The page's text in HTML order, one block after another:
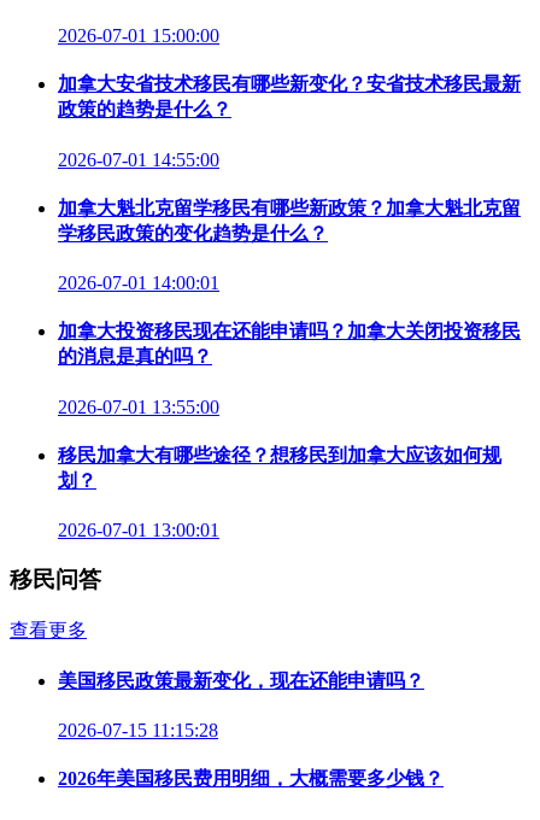
2026-07-01 15:00:00
加拿大安省技术移民有哪些新变化？安省技术移民最新
政策的趋势是什么？
2026-07-01 14:55:00
加拿大魁北克留学移民有哪些新政策？加拿大魁北克留
学移民政策的变化趋势是什么？
2026-07-01 14:00:01
加拿大投资移民现在还能申请吗？加拿大关闭投资移民
的消息是真的吗？
2026-07-01 13:55:00
移民加拿大有哪些途径？想移民到加拿大应该如何规
划？
2026-07-01 13:00:01
移民问答
查看更多
美国移民政策最新变化，现在还能申请吗？
2026-07-15 11:15:28
2026年美国移民费用明细，大概需要多少钱？